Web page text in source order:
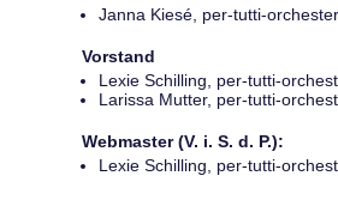
Janna Kiesé, per-tutti-
Vorstand
Lexie Schilling, per-tutti-
Larissa Mutter, per-tutti-
Webmaster (V. i. S. d. P.):
Lexie Schilling, per-tutti-